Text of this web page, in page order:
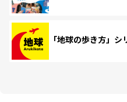
「地球の歩き方」